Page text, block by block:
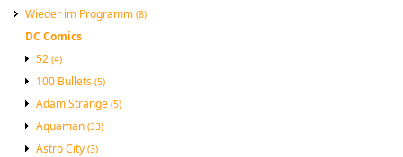
Wieder im Programm(8)
DC Comics
52(4)
100 Bullets(5)
Adam Strange(5)
Aquaman(33)
Astro City(3)